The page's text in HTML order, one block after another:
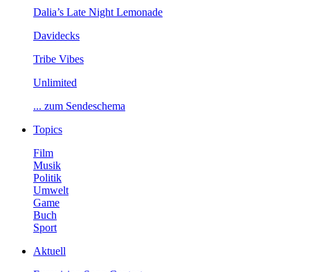
Dalia’sLateNightLemonade
Davidecks
TribeVibes
Unlimited
...zumSendeschema
Topics
Film
Musik
Politik
Umwelt
Game
Buch
Sport
Aktuell